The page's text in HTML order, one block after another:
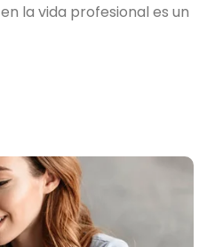
en la vida profesional es un